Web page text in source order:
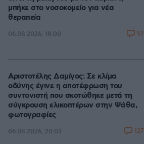
μπήκε στο νοσοκομείο για νέα
θεραπεία
06.08.2026, 18:00 57
Αριστοτέλης Δαμίγος: Σε κλίμα
οδύνης έγινε η αποτέφρωση του
συντονιστή που σκοτώθηκε μετά τη
σύγκρουση ελικοπτέρων στην Ψάθα,
φωτογραφίες
06.08.2026, 20:03 127